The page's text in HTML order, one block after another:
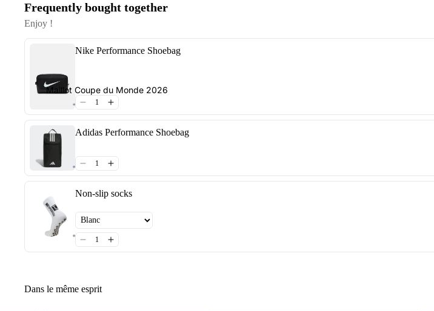
Maillot Coupe du Monde 2026
Frequently bought together
Enjoy !
Nike Performance Shoebag
Adidas Performance Shoebag
Non-slip socks
Dans le même esprit